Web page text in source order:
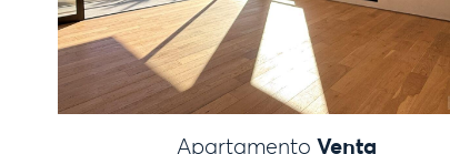
Apartamento Venta